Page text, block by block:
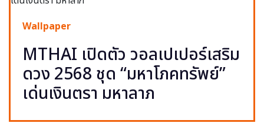
Wallpaper
MTHAI เปิดตัว วอลเปเปอร์เสริม
ดวง 2568 ชุด “มหาโภคทรัพย์”
เด่นเงินตรา มหาลาภ